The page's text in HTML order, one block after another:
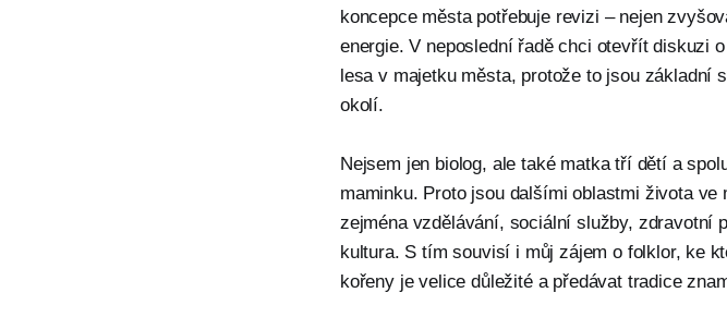
koncepce města potřebuje revizi – nejen
energie. V neposlední řadě chci otevřít diskuzi
lesa v majetku města, protože to jsou
okolí.
Nejsem jen biolog, ale také matka tří dětí a
maminku. Proto jsou dalšími oblastmi života
zejména vzdělávání, sociální služby, zdravotní
kultura. S tím souvisí i můj zájem o folklor, ke
kořeny je velice důležité a předávat tradice